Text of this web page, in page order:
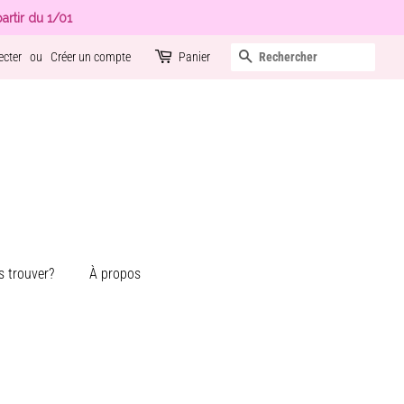
du 1/01
ou Créer un compte Panier Recherche
trouver? À propos